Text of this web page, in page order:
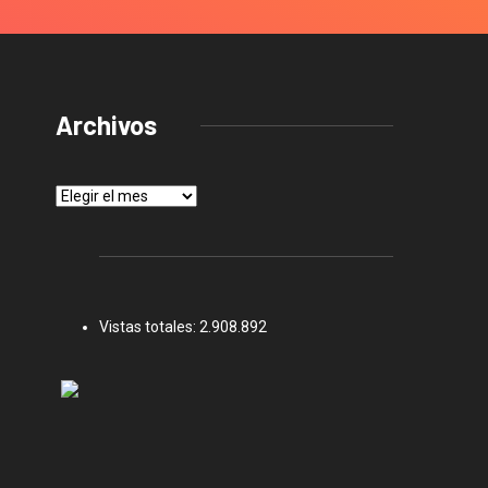
Archivos
Archivos
Vistas totales: 2.908.892